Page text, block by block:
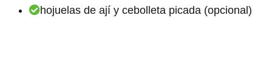
hojuelas de ají y cebolleta picada (opcional)